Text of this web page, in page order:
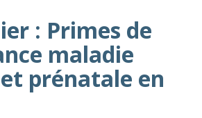
: Primes de
maladie
prénatale en